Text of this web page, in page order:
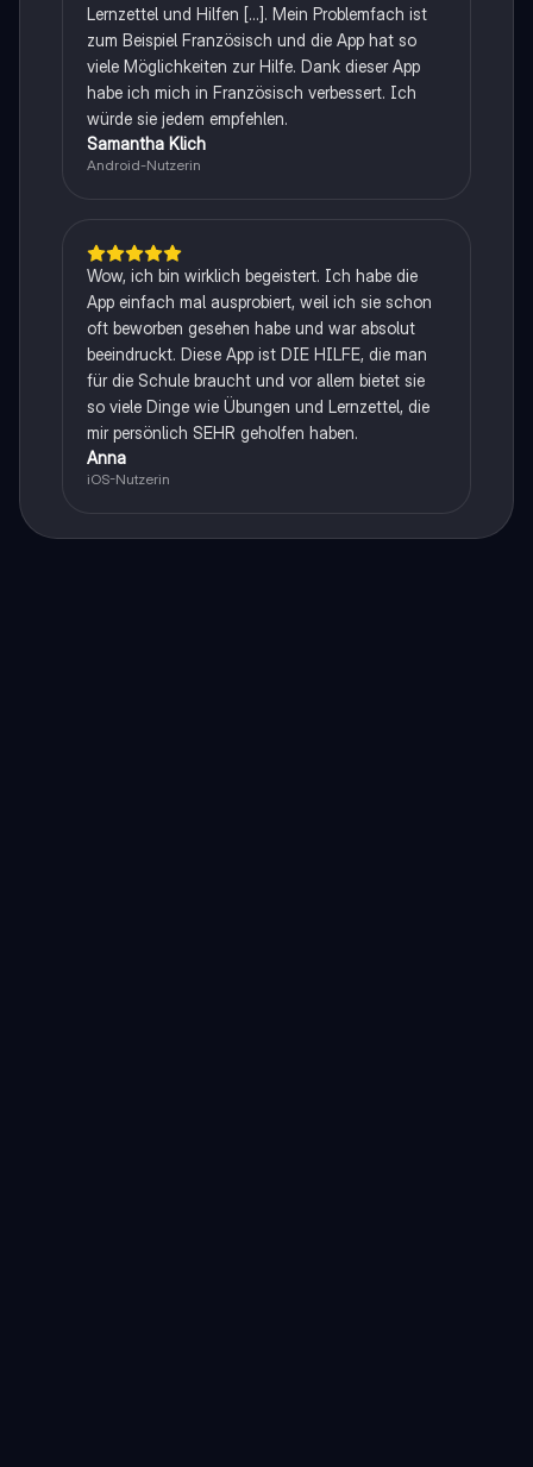
Lernzettel und Hilfen [...]. Mein Problemfach ist
zum Beispiel Französisch und die App hat so
viele Möglichkeiten zur Hilfe. Dank dieser App
habe ich mich in Französisch verbessert. Ich
würde sie jedem empfehlen.
Samantha Klich
Android-Nutzerin
Wow, ich bin wirklich begeistert. Ich habe die
App einfach mal ausprobiert, weil ich sie schon
oft beworben gesehen habe und war absolut
beeindruckt. Diese App ist DIE HILFE, die man
für die Schule braucht und vor allem bietet sie
so viele Dinge wie Übungen und Lernzettel, die
mir persönlich SEHR geholfen haben.
Anna
iOS-Nutzerin